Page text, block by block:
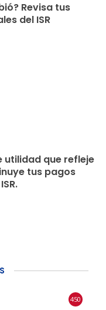
Revisa tus
del ISR
utilidad que refleje
tus pagos
450